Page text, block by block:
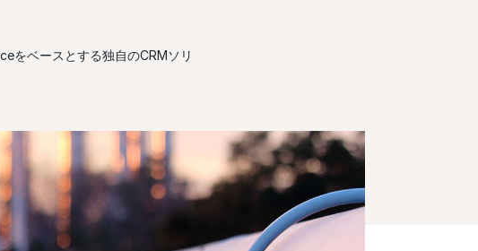
をベースとする独自のCRMソリ